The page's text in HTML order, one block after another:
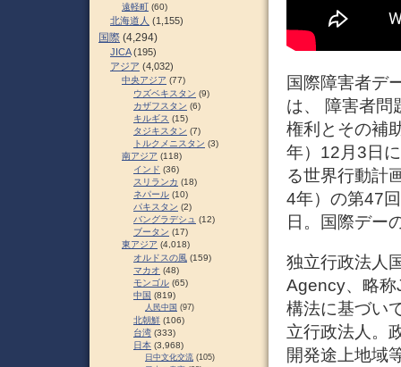
国際障害者デ
は、 障害者問
権利とその補
年）12月3日
る世界行動計
4年）の第47
日。国際デー
独立行政法人
Agency、略称
構法に基づい
立行政法人。
開発途上地域
遠軽町 (60)
北海道人 (1,155)
国際 (4,294)
JICA(195)
アジア (4,032)
中央アジア (77)
ウズベキスタン (9)
カザフスタン (6)
キルギス (15)
タジキスタン (7)
トルクメニスタン (3)
南アジア (118)
インド (36)
スリランカ (18)
ネパール (10)
パキスタン (2)
バングラデシュ (12)
ブータン (17)
東アジア (4,018)
オルドスの風 (159)
マカオ (48)
モンゴル (65)
中国 (819)
人民中国 (97)
北朝鮮 (106)
台湾 (333)
日本 (3,968)
日中文化交流 (105)